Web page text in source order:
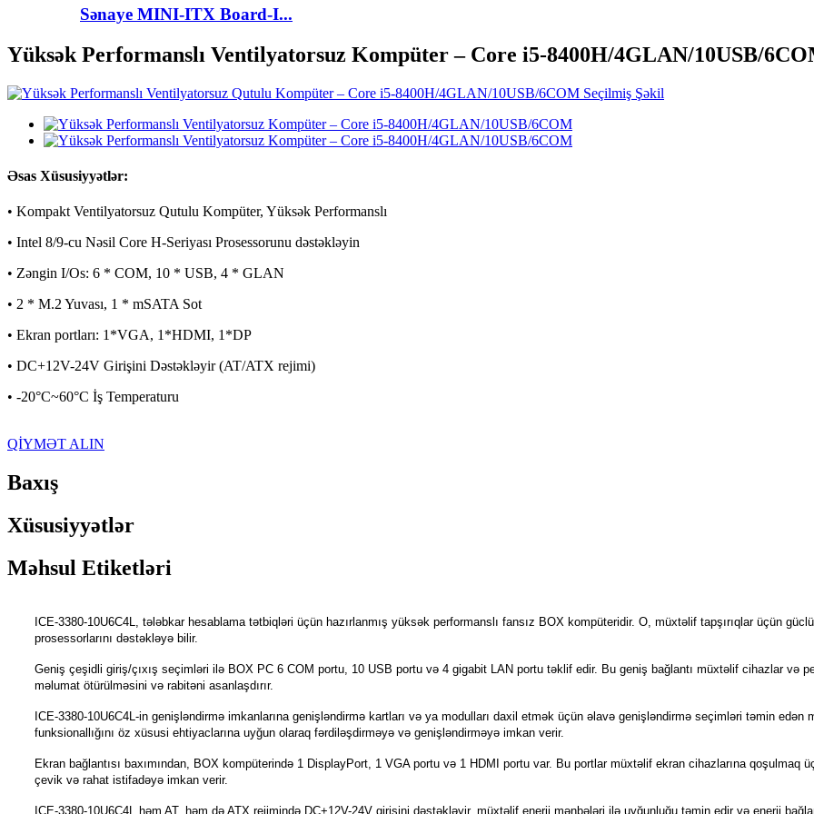
Sənaye MINI-ITX Board-I...
Yüksək Performanslı Ventilyatorsuz Kompüter – Core i5-8400H/4GLAN/10USB/
Əsas Xüsusiyyətlər:
• Kompakt Ventilyatorsuz Qutulu Kompüter, Yüksək Performanslı
• Intel 8/9-cu Nəsil Core H-Seriyası Prosessorunu dəstəkləyin
• Zəngin I/Os: 6 * COM, 10 * USB, 4 * GLAN
• 2 * M.2 Yuvası, 1 * mSATA Sot
• Ekran portları: 1*VGA, 1*HDMI, 1*DP
• DC+12V-24V Girişini Dəstəkləyir (AT/ATX rejimi)
• -20°C~60°C İş Temperaturu
QİYMƏT ALIN
Baxış
Xüsusiyyətlər
Məhsul Etiketləri
ICE-3380-10U6C4L, tələbkar hesablama tətbiqləri üçün hazırlanmış yüksək performanslı fansız BOX kompüteridir. O, müxtəlif tapşırıqlar üçün
prosessorlarını dəstəkləyə bilir.
Geniş çeşidli giriş/çıxış seçimləri ilə BOX PC 6 COM portu, 10 USB portu və 4 gigabit LAN portu təklif edir. Bu geniş bağlantı müxtəlif cihazlar və
məlumat ötürülməsini və rabitəni asanlaşdırır.
ICE-3380-10U6C4L-in genişləndirmə imkanlarına genişləndirmə kartları və ya modulları daxil etmək üçün əlavə genişləndirmə seçimləri təmin
funksionallığını öz xüsusi ehtiyaclarına uyğun olaraq fərdiləşdirməyə və genişləndirməyə imkan verir.
Ekran bağlantısı baxımından, BOX kompüterində 1 DisplayPort, 1 VGA portu və 1 HDMI portu var. Bu portlar müxtəlif ekran cihazlarına
çevik və rahat istifadəyə imkan verir.
ICE-3380-10U6C4L həm AT, həm də ATX rejimində DC+12V-24V girişini dəstəkləyir, müxtəlif enerji mənbələri ilə uyğunluğu təmin edir və enerji